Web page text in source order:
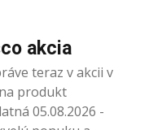
akcia
teraz v akcii v
produkt
05.08.2026 -